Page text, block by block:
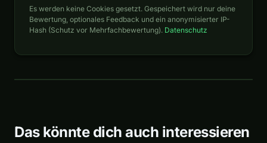
Es werden keine Cookies gesetzt. Gespeichert wird nur deine
Bewertung, optionales Feedback und ein anonymisierter IP-
Hash (Schutz vor Mehrfachbewertung). Datenschutz
Das könnte dich auch interessieren